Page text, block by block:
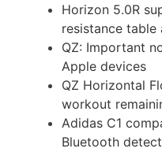
Horizon 5.0R
resistance table
QZ: Important
Apple devices
QZ Horizontal
workout
Adidas C1
Bluetooth